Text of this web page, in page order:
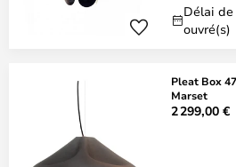
Délai de
ouvré(s)
Pleat Box
Marset
2 299,00 €